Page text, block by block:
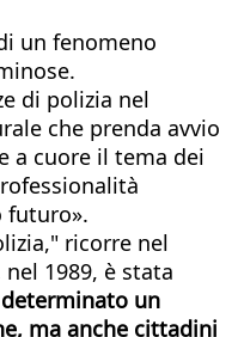
un fenomeno
di polizia nel
che prenda avvio
a cuore il tema dei
futuro».
ricorre nel
1989, è stata
un
ma anche cittadini